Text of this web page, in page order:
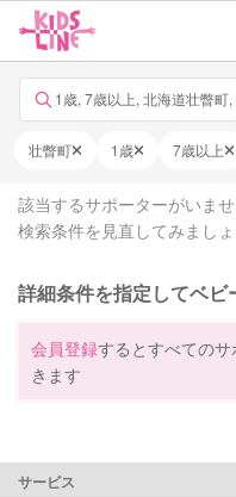
1歳, 7歳以上, 北海道壮瞥
壮瞥町 1歳 7歳以上
該当するサポーターがいませ
検索条件を見直してみましょ
詳細条件を指定してベビ
会員登録するとすべての
きます
サービス